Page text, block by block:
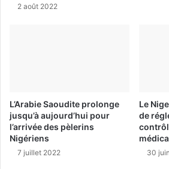
2 août 2022
L’Arabie Saoudite prolonge
jusqu’à aujourd’hui pour
l’arrivée des pèlerins
Nigériens
7 juillet 2022
Le
de
30